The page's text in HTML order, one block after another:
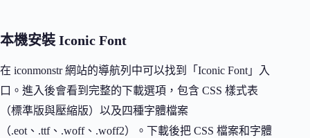
本機安裝 Iconic Font
在 iconmonstr 網站的導航列中可以找到「Iconic Font」入
口。進入後會看到完整的下載選項，包含 CSS 樣式表
（標準版與壓縮版）以及四種字體檔案
（.eot、.ttf、.woff、.woff2）。下載後把 CSS 檔案和字體